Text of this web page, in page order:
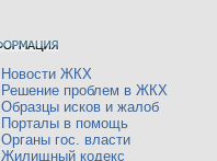
Новости ЖКХ
Решение проблем в ЖКХ
Образцы исков и жалоб
Порталы в помощь
Органы гос. власти
Жилищный кодекс